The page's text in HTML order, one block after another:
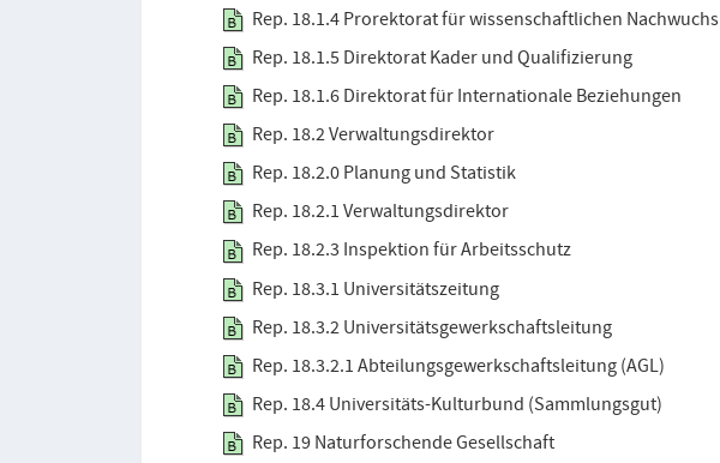
Rep. 18.1.4 Prorektorat für wissenschaftlichen Nachwuchs
Rep. 18.1.5 Direktorat Kader und Qualifizierung
Rep. 18.1.6 Direktorat für Internationale Beziehungen
Rep. 18.2 Verwaltungsdirektor
Rep. 18.2.0 Planung und Statistik
Rep. 18.2.1 Verwaltungsdirektor
Rep. 18.2.3 Inspektion für Arbeitsschutz
Rep. 18.3.1 Universitätszeitung
Rep. 18.3.2 Universitätsgewerkschaftsleitung
Rep. 18.3.2.1 Abteilungsgewerkschaftsleitung (AGL)
Rep. 18.4 Universitäts-Kulturbund (Sammlungsgut)
Rep. 19 Naturforschende Gesellschaft